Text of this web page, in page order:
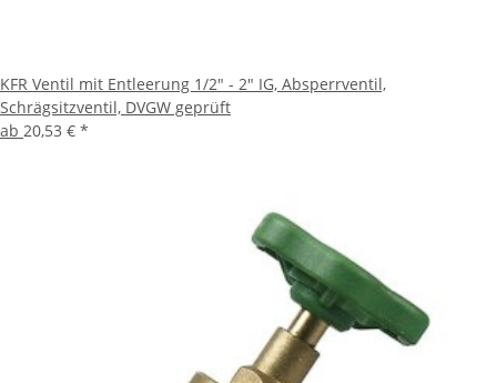
KFR Ventil mit Entleerung 1/2" - 2" IG, Absperrventil,
Schrägsitzventil, DVGW geprüft
ab 20,53 € *